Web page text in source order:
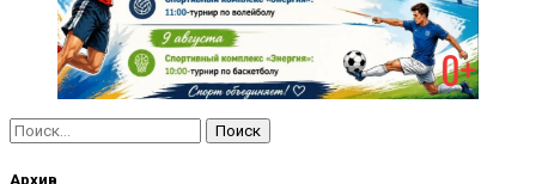
Найти:
Архив